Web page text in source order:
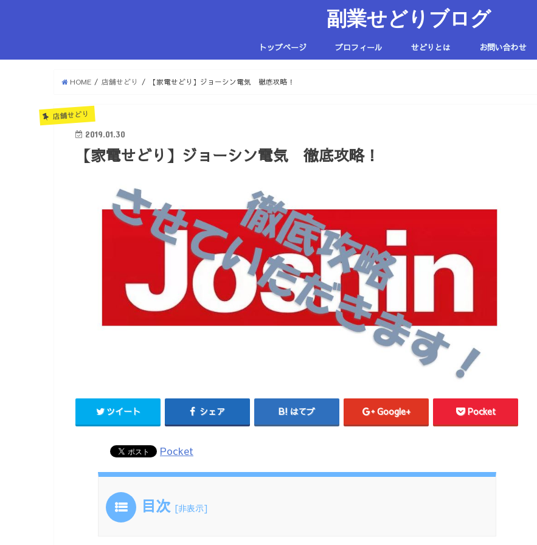
副業せどりブログ
トップページ プロフィール せどりとは お問い合わせ
HOME 店舗せどり 【家電せどり】ジョーシン電気 徹底攻略！
店舗せどり
2019.01.30
【家電せどり】ジョーシン電気 徹底攻略！
ツイート シェア はてブ Google+ Pocket
Pocket
目次 [非表示]